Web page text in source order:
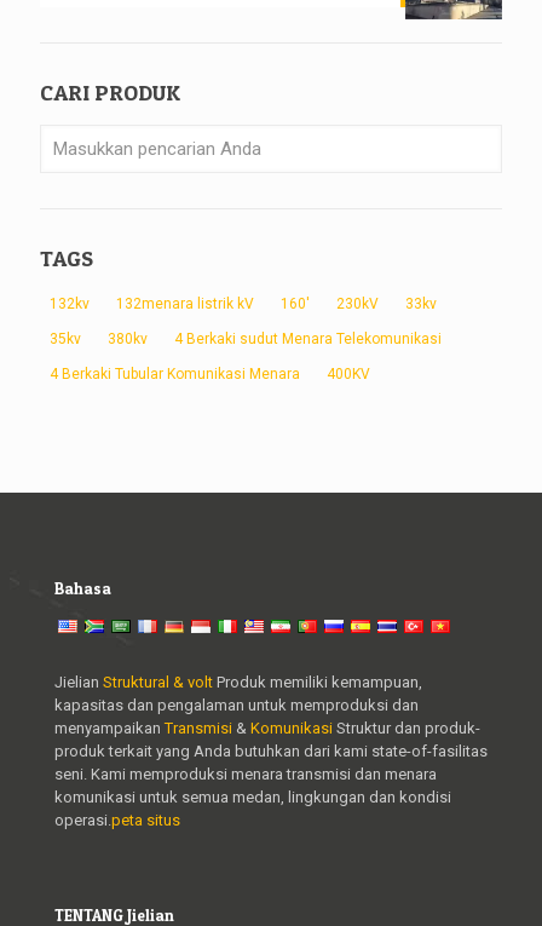
CARI PRODUK
TAGS
132kv 132menara listrik kV 160' 230kV 33kv
35kv 380kv 4 Berkaki sudut Menara Telekomunikasi
4 Berkaki Tubular Komunikasi Menara 400KV
Bahasa
Jielian Struktural & volt Produk memiliki kemampuan,
kapasitas dan pengalaman untuk memproduksi dan
menyampaikanTransmisi & Komunikasi Struktur dan produk-
produk terkait yang Anda butuhkan dari kami state-of-fasilitas
seni. Kami memproduksi menara transmisi dan menara
komunikasi untuk semua medan, lingkungan dan kondisi
operasi. peta situs
TENTANG Jielian